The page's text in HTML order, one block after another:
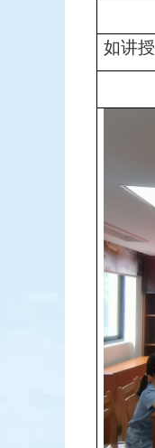
如讲